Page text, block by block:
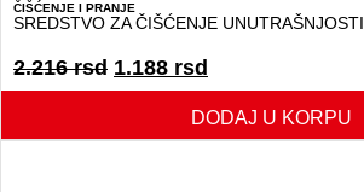
ČIŠĆENJE I PRANJE
SREDSTVO ZA ČIŠĆENJE
2.216rsd 1.188 rsd
DODAJ U KORPU